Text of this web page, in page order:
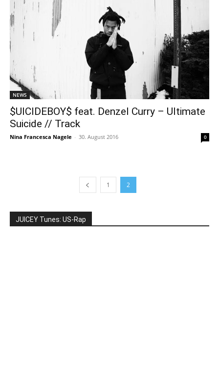
NEWS
$UICIDEBOY$ feat. Denzel Curry – Ultimate
Suicide // Track
Nina Francesca Nagele - 30. August 2016 0
1 2
JUICEY Tunes: US-Rap